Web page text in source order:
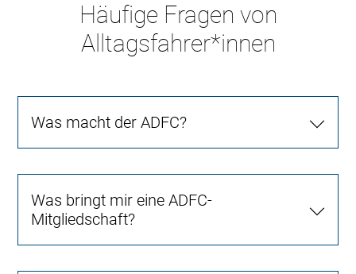
Häufige Fragen von
Alltagsfahrer*innen
Was macht der ADFC?
Was bringt mir eine ADFC-
Mitgliedschaft?